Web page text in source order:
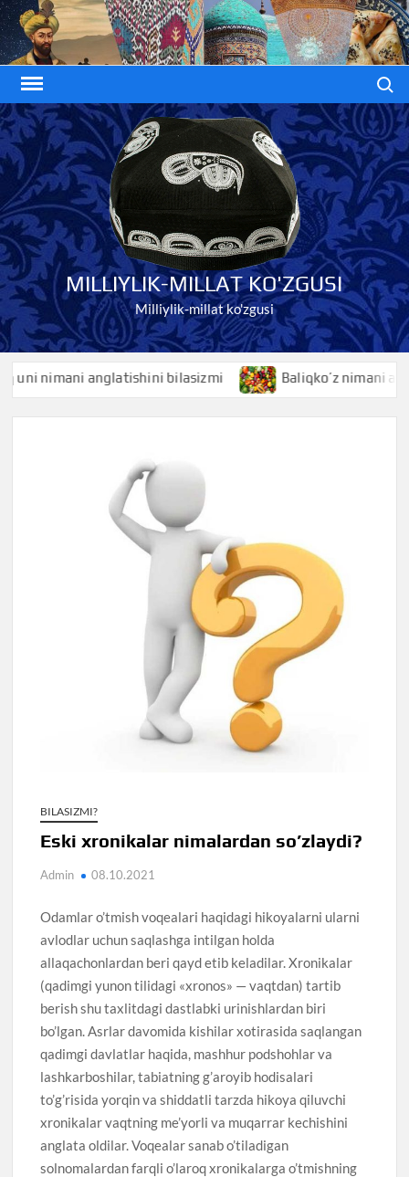
Skip
to
content
MILLIYLIK-MILLAT KO'ZGUSI
Milliylik-millat ko'zgusi
anglatishini bilasizmi Baliqko’z nimani
BILASIZMI?
Eski xronikalar nimalardan so’zlaydi?
Admin 08.10.2021
Odamlar o’tmish voqealari haqidagi hikoyalarni ularni
avlodlar uchun saqlashga intilgan holda
allaqachonlardan beri qayd etib keladilar. Xronikalar
(qadimgi yunon tilidagi «xronos» — vaqtdan) tartib
berish shu taxlitdagi dastlabki urinishlardan biri
bo’lgan. Asrlar davomida kishilar xotirasida saqlangan
qadimgi davlatlar haqida, mashhur podshohlar va
lashkarboshilar, tabiatning g’aroyib hodisalari
to’g’risida yorqin va shiddatli tarzda hikoya qiluvchi
xronikalar vaqtning me’yorli va muqarrar kechishini
anglata oldilar. Voqealar sanab o’tiladigan
solnomalardan farqli o’laroq xronikalarga o’tmishning